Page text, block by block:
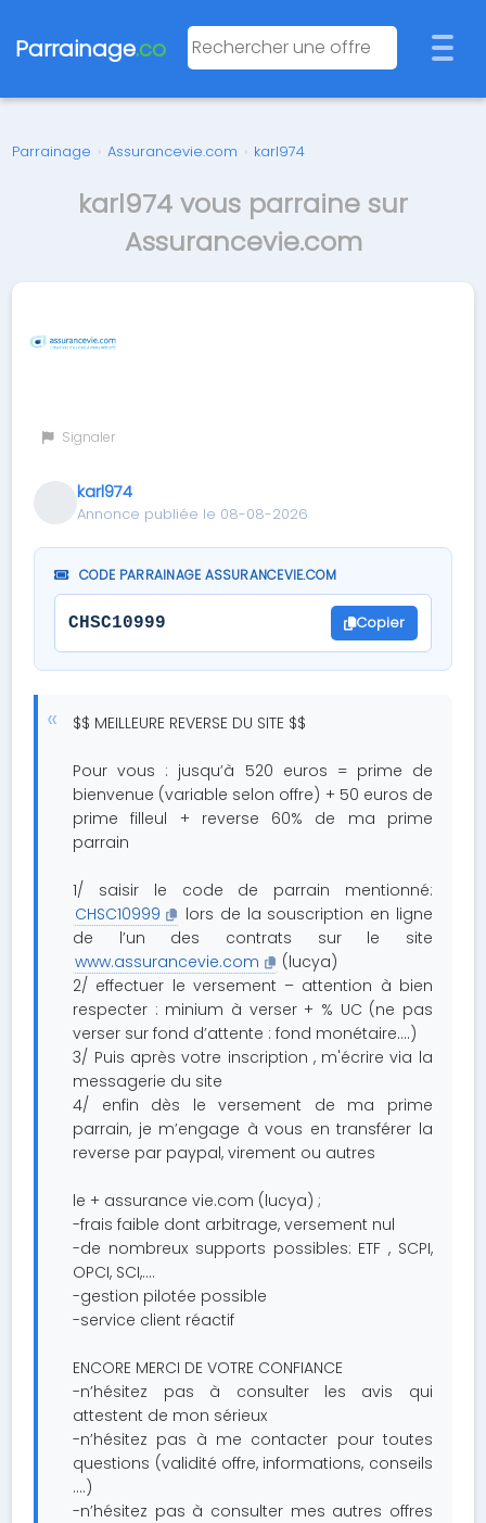
Parrainage.co
Parrainage › Assurancevie.com › karl974
karl974 vous parraine sur
Assurancevie.com
Signaler
karl974
Annonce publiée le 08-08-2026
CODE PARRAINAGE ASSURANCEVIE.COM
CHSC10999 Copier
$$ MEILLEURE REVERSE DU SITE $$
Pour vous : jusqu’à 520 euros = prime de
bienvenue (variable selon offre) + 50 euros de
prime filleul + reverse 60% de ma prime
parrain
1/ saisir le code de parrain mentionné:
CHSC10999
lors de la souscription en ligne
de l’un des contrats sur le site
www.assurancevie.com
(lucya)
2/ effectuer le versement – attention à bien
respecter : minium à verser + % UC (ne pas
verser sur fond d’attente : fond monétaire….)
3/ Puis après votre inscription , m'écrire via la
messagerie du site
4/ enfin dès le versement de ma prime
parrain, je m’engage à vous en transférer la
reverse par paypal, virement ou autres
le + assurance vie.com (lucya) ;
-frais faible dont arbitrage, versement nul
-de nombreux supports possibles: ETF , SCPI,
OPCI, SCI,….
-gestion pilotée possible
-service client réactif
ENCORE MERCI DE VOTRE CONFIANCE
-n’hésitez pas à consulter les avis qui
attestent de mon sérieux
-n’hésitez pas à me contacter pour toutes
questions (validité offre, informations, conseils
….)
-n’hésitez pas à consulter mes autres offres